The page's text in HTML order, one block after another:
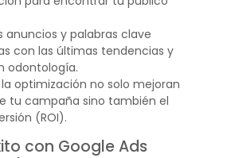
anuncios y palabras clave
con las últimas tendencias y
odontología.
optimización no solo mejoran
tu campaña sino también el
(ROI).
con Google Ads